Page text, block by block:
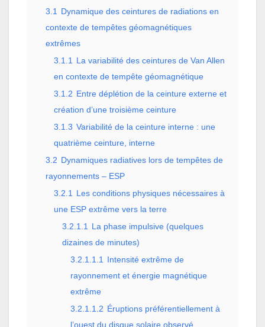
3.1 Dynamique des ceintures de radiations en
contexte de tempêtes géomagnétiques
extrêmes
3.1.1 La variabilité des ceintures de Van Allen
en contexte de tempête géomagnétique
3.1.2 Entre déplétion de la ceinture externe et
création d’une troisième ceinture
3.1.3 Variabilité de la ceinture interne : une
quatrième ceinture, interne
3.2 Dynamiques radiatives lors de tempêtes de
rayonnements – ESP
3.2.1 Les conditions physiques nécessaires à
une ESP extrême vers la terre
3.2.1.1 La phase impulsive (quelques
dizaines de minutes)
3.2.1.1.1 Intensité extrême de
rayonnement et énergie magnétique
extrême
3.2.1.1.2 Éruptions préférentiellement à
l’ouest du disque solaire observé